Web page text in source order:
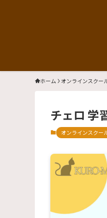
ホーム オンラインスクー
チェロ 学
オンラインスクー